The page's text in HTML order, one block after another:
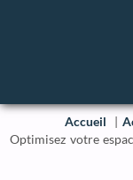
Accueil
Optimisez votre